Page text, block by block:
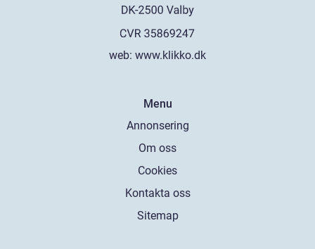
web: www.klikko.dk
Menu
Annonsering
Om oss
Cookies
Kontakta oss
Sitemap